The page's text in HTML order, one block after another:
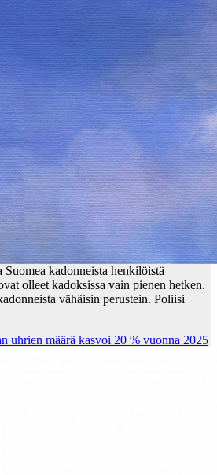
kadonneista henkilöistä
olleet kadoksissa vain pienen hetken.
vähäisin perustein. Poliisi
uhrien määrä kasvoi 20 % vuonna 2025